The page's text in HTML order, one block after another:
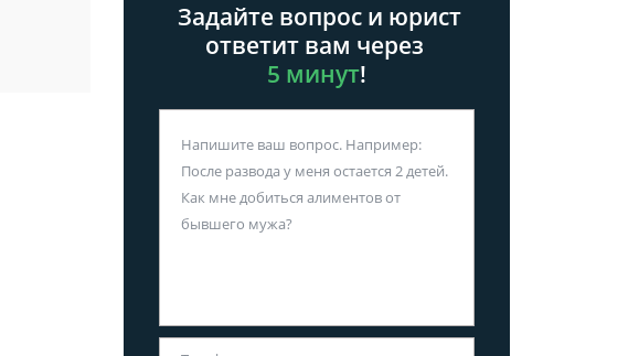
Задайте вопрос и юрист
ответит вам через
5 минут!